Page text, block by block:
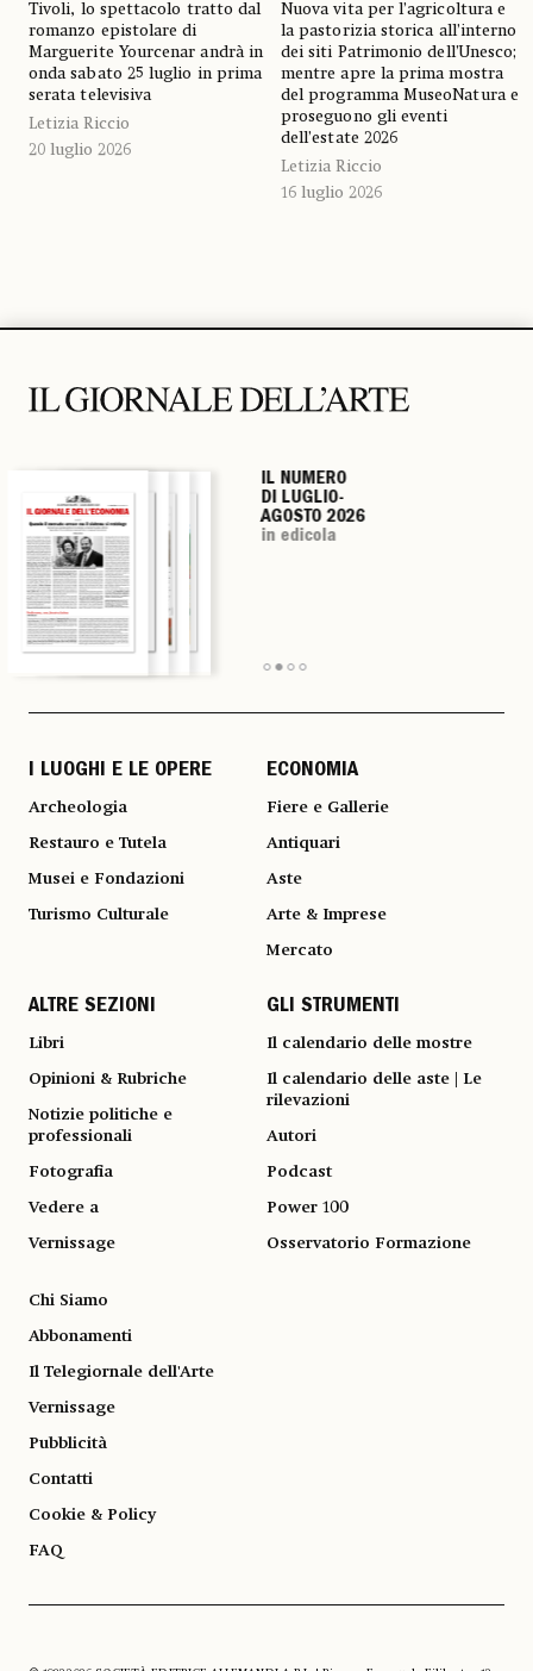
Tivoli, lo spettacolo tratto dal
romanzo epistolare di
Marguerite Yourcenar andrà in
onda sabato 25 luglio in prima
serata televisiva
Letizia Riccio
20 luglio 2026
Nuova vita per l’agricoltura e
la pastorizia storica all’interno
dei siti Patrimonio dell’Unesco;
mentre apre la prima mostra
del programma MuseoNatura e
proseguono gli eventi
dell’estate 2026
Letizia Riccio
16 luglio 2026
IL NUMERO
DI LUGLIO-
AGOSTO 2026
in edicola
IL NUMERO
DI LUGLIO-
AGOSTO 2026
in edicola
IL NUMERO
DI LUGLIO-
AGOSTO 2026
in edicola
IL NUMERO
DI LUGLIO-
AGOSTO 2026
in edicola
I LUOGHI E LE OPERE
Archeologia
Restauro e Tutela
Musei e Fondazioni
Turismo Culturale
ECONOMIA
Fiere e Gallerie
Antiquari
Aste
Arte & Imprese
Mercato
ALTRE SEZIONI
Libri
Opinioni & Rubriche
Notizie politiche e
professionali
Fotografia
Vedere a
Vernissage
GLI STRUMENTI
Il calendario delle mostre
Il calendario delle aste | Le
rilevazioni
Autori
Podcast
Power 100
Osservatorio Formazione
Chi Siamo
Abbonamenti
Il Telegiornale dell'Arte
Vernissage
Pubblicità
Contatti
Cookie & Policy
FAQ